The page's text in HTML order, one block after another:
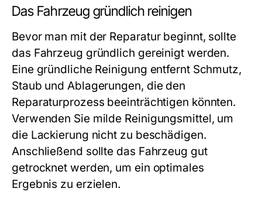
Das Fahrzeug gründlich reinigen
Bevor man mit der Reparatur beginnt, sollte
das Fahrzeug gründlich gereinigt werden.
Eine gründliche Reinigung entfernt Schmutz,
Staub und Ablagerungen, die den
Reparaturprozess beeinträchtigen könnten.
Verwenden Sie milde Reinigungsmittel, um
die Lackierung nicht zu beschädigen.
Anschließend sollte das Fahrzeug gut
getrocknet werden, um ein optimales
Ergebnis zu erzielen.